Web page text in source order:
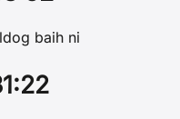
baih ni